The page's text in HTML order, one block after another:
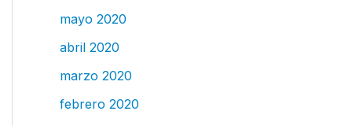
mayo 2020
abril 2020
marzo 2020
febrero 2020